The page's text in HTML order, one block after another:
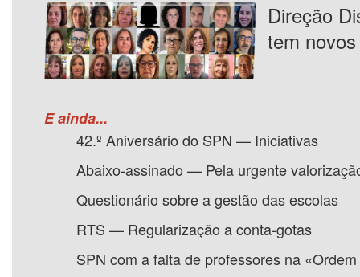
Direção
tem
E ainda...
42.º Aniversário do SPN — Iniciativas
Abaixo-assinado — Pela urgente
Questionário sobre a gestão das escolas
RTS — Regularização a conta-gotas
SPN com a falta de professores na